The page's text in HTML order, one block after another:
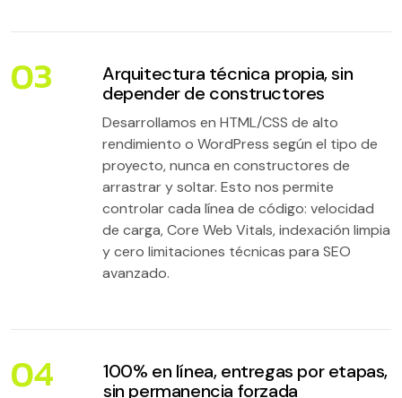
03
Arquitectura técnica propia, sin
depender de constructores
Desarrollamos en HTML/CSS de alto
rendimiento o WordPress según el tipo de
proyecto, nunca en constructores de
arrastrar y soltar. Esto nos permite
controlar cada línea de código: velocidad
de carga, Core Web Vitals, indexación limpia
y cero limitaciones técnicas para SEO
avanzado.
04
100% en línea, entregas por etapas,
sin permanencia forzada